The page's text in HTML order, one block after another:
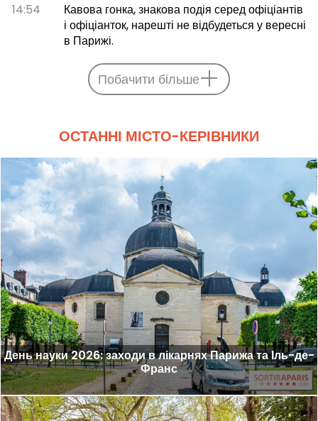
14:54
Кавова гонка, знакова подія серед офіціантів
і офіціанток, нарешті не відбудеться у вересні
в Парижі.
Побачити більше
ОСТАННІ МІСТО-КЕРІВНИКИ
День науки 2026: заходи в лікарнях Парижа та Іль-де-
Франс